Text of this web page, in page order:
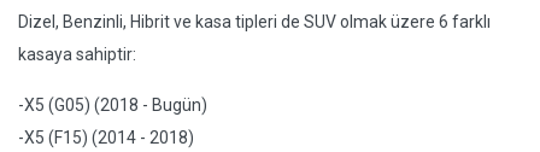
Dizel, Benzinli, Hibrit ve kasa tipleri de SUV olmak üzere 6 farklı
kasaya sahiptir:
-X5 (G05) (2018 - Bugün)
-X5 (F15) (2014 - 2018)